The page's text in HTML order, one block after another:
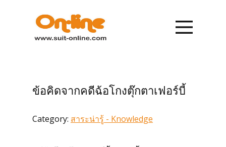
หน้าแรก
ข้อคิดจากคดีฉ้อโกงตุ๊กตาเฟอร์บี้
Category: สาระน่ารู้ - Knowledge